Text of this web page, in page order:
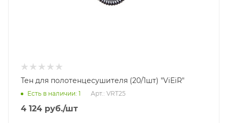
Тен для полотенцесушителя (20/1шт) "ViEiR"
Есть в наличии: 1 Арт.: VRT25
4 124 руб./шт